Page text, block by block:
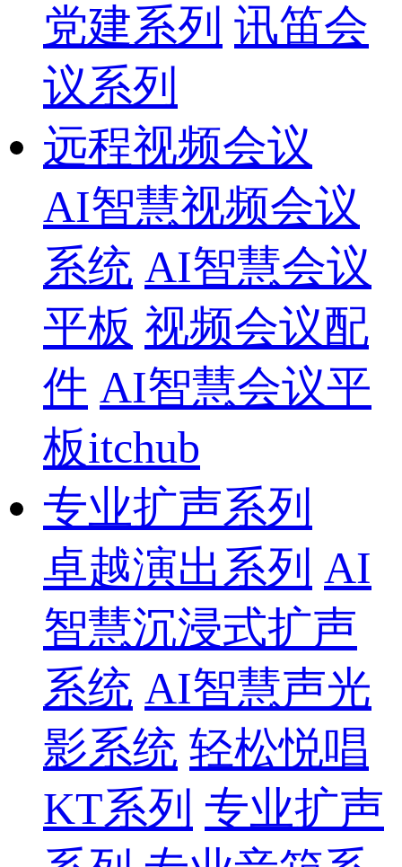
党建系列 讯笛会
议系列
远程视频会议
AI智慧视频会议
系统 AI智慧会议
平板 视频会议配
件 AI智慧会议平
板itchub
专业扩声系列
卓越演出系列 AI
智慧沉浸式扩声
系统 AI智慧声光
影系统 轻松悦唱
KT系列 专业扩声